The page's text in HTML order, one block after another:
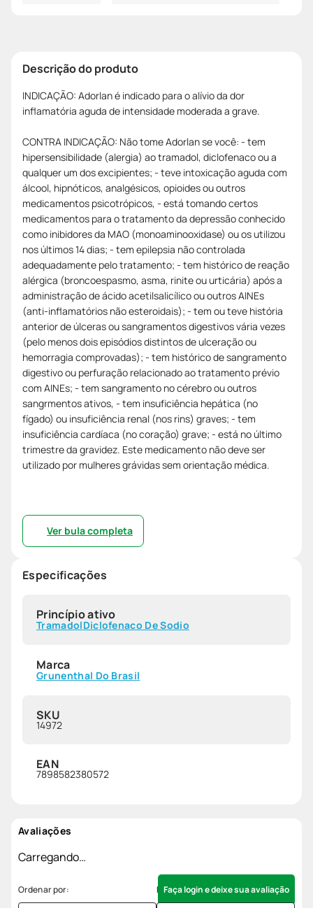
Descrição do produto
INDICAÇÃO: Adorlan é indicado para o alívio da dor
inflamatória aguda de intensidade moderada a grave.
CONTRA INDICAÇÃO: Não tome Adorlan se você: - tem
hipersensibilidade (alergia) ao tramadol, diclofenaco ou a
qualquer um dos excipientes; - teve intoxicação aguda com
álcool, hipnóticos, analgésicos, opioides ou outros
medicamentos psicotrópicos, - está tomando certos
medicamentos para o tratamento da depressão conhecido
como inibidores da MAO (monoaminooxidase) ou os utilizou
nos últimos 14 dias; - tem epilepsia não controlada
adequadamente pelo tratamento; - tem histórico de reação
alérgica (broncoespasmo, asma, rinite ou urticária) após a
administração de ácido acetilsalicílico ou outros AINEs
(anti-inflamatórios não esteroidais); - tem ou teve história
anterior de úlceras ou sangramentos digestivos vária vezes
(pelo menos dois episódios distintos de ulceração ou
hemorragia comprovadas); - tem histórico de sangramento
digestivo ou perfuração relacionado ao tratamento prévio
com AINEs; - tem sangramento no cérebro ou outros
sangrmentos ativos, - tem insuficiência hepática (no
fígado) ou insuficiência renal (nos rins) graves; - tem
insuficiência cardíaca (no coração) grave; - está no último
trimestre da gravidez. Este medicamento não deve ser
utilizado por mulheres grávidas sem orientação médica.
Ver bula completa
Especificações
Princípio ativo
TramadolDiclofenaco De Sodio
Marca
Grunenthal Do Brasil
SKU
14972
EAN
7898582380572
Avaliações
Carregando…
Faça login e deixe sua avaliação